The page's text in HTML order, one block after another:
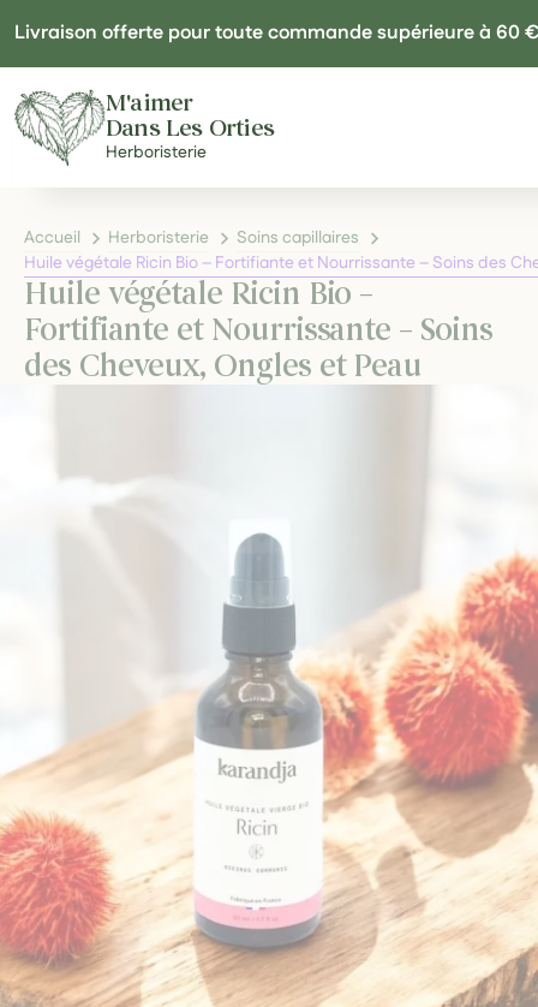
Livraison offerte pour toute commande supérieure à 60 €
M'aimer
Dans Les Orties
Herboristerie
Accueil Herboristerie
Soins capillaires
Huile végétale Ricin Bio – Fortifiante et Nourrissante – Soins des
Huile végétale Ricin Bio –
Fortifiante et Nourrissante – Soins
des Cheveux, Ongles et Peau